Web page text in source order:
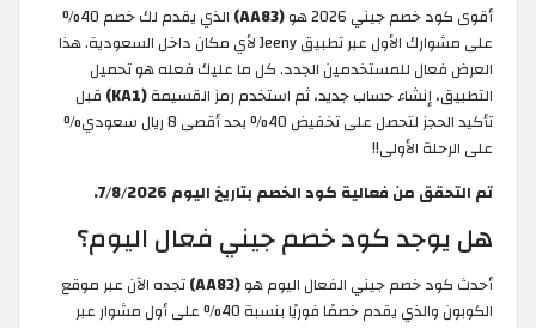
أقوى كود خصم جيني 2026 هو (AA83)
الذي يقدم لك خصم 40%
على مشوارك الأول عبر تطبيق Jeeny لأي مكان داخل السعودية. هذا
العرض فعال للمستخدمين الجدد. كل ما عليك فعله هو تحميل
التطبيق، إنشاء حساب جديد، ثم استخدم رمز القسيمة(KA1)
قبل
تأكيد الحجز لتحصل على تخفيض 40% بحد أقصى 8 ريال سعودي%
على الرحلة الأولى!!
تم التحقق من فعالية كود الخصم بتاريخ اليوم 7/8/2026.
هل يوجد كود خصم جيني فعال اليوم؟
أحدث كود خصم جيني الفعال اليوم هو(AA83)
تجده الآن عبر موقع
الكوبون والذي يقدم خصمًا فوريًا بنسبة 40% على أول مشوار عبر